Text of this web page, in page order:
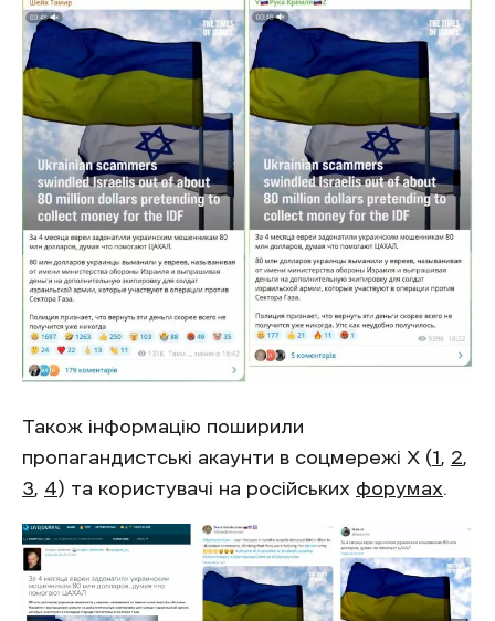
Також інформацію поширили
пропагандистські акаунти в соцмережі Х (1, 2,
3, 4) та користувачі на російських форумах.